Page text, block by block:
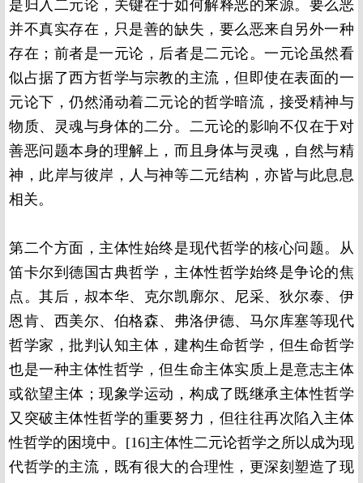
是归入二元论，关键在于如何解释恶的来源。要么恶
并不真实存在，只是善的缺失，要么恶来自另外一种
存在；前者是一元论，后者是二元论。一元论虽然看
似占据了西方哲学与宗教的主流，但即使在表面的一
元论下，仍然涌动着二元论的哲学暗流，接受精神与
物质、灵魂与身体的二分。二元论的影响不仅在于对
善恶问题本身的理解上，而且身体与灵魂，自然与精
神，此岸与彼岸，人与神等二元结构，亦皆与此息息
相关。
第二个方面，主体性始终是现代哲学的核心问题。从
笛卡尔到德国古典哲学，主体性哲学始终是争论的焦
点。其后，叔本华、克尔凯廓尔、尼采、狄尔泰、伊
恩肯、西美尔、伯格森、弗洛伊德、马尔库塞等现代
哲学家，批判认知主体，建构生命哲学，但生命哲学
也是一种主体性哲学，但生命主体实质上是意志主体
或欲望主体；现象学运动，构成了既继承主体性哲学
又突破主体性哲学的重要努力，但往往再次陷入主体
性哲学的困境中。[16]主体性二元论哲学之所以成为现
代哲学的主流，既有很大的合理性，更深刻塑造了现